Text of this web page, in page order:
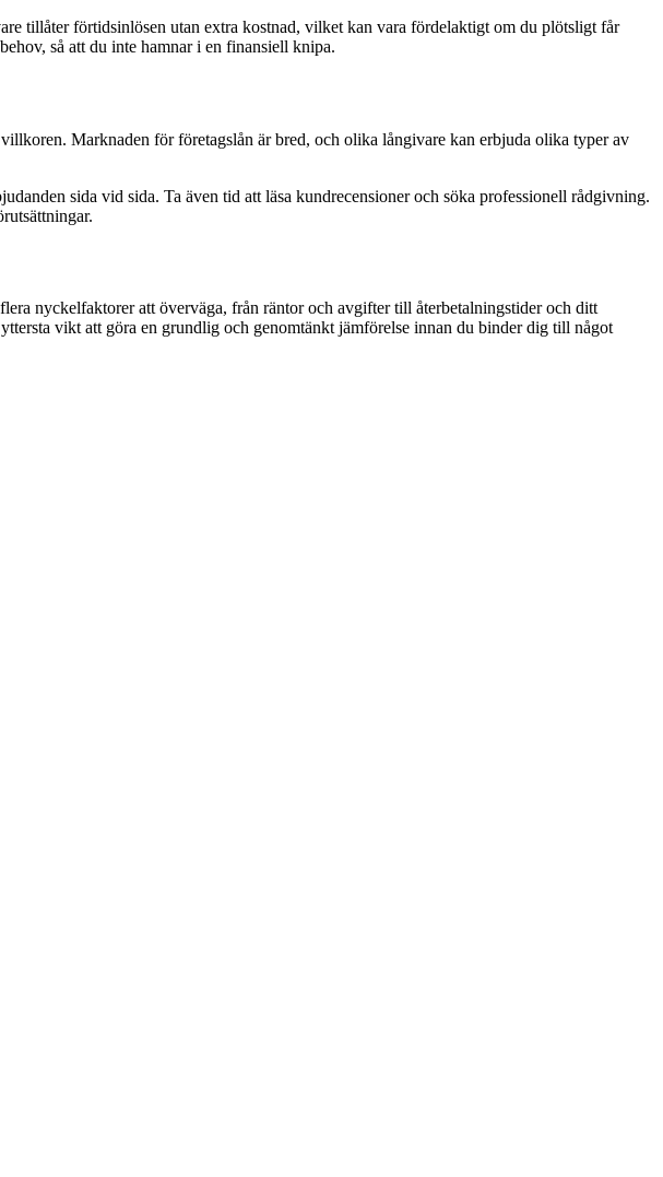
tillåter förtidsinlösen utan extra kostnad, vilket kan vara fördelaktigt om du plötsligt får
så att du inte hamnar i en finansiell knipa.
Marknaden för företagslån är bred, och olika långivare kan erbjuda olika typer av
sida vid sida. Ta även tid att läsa kundrecensioner och söka professionell rådgivning.
nyckelfaktorer att överväga, från räntor och avgifter till återbetalningstider och ditt
vikt att göra en grundlig och genomtänkt jämförelse innan du binder dig till något